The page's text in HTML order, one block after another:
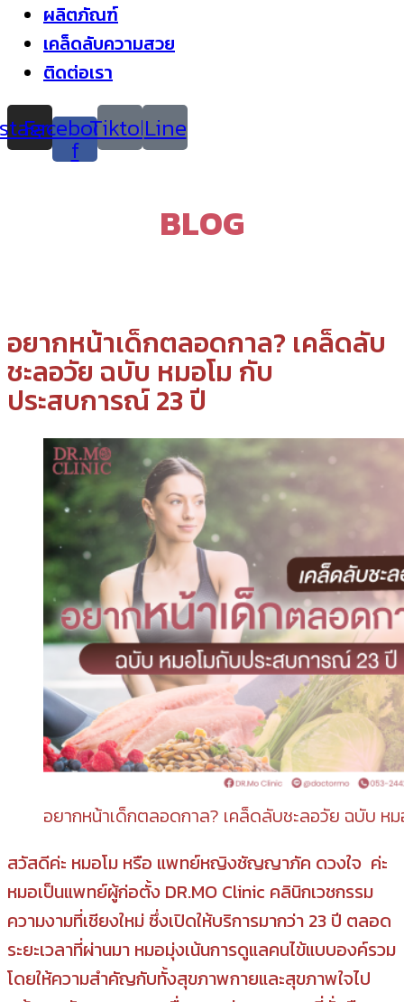
ผลิตภัณฑ์
เคล็ดลับความสวย
ติดต่อเรา
Facebook-
f
TiktokLine
BLOG
อยากหน้าเด็กตลอดกาล? เคล็ดลับ
ชะลอวัย ฉบับ หมอโม กับ
ประสบการณ์ 23 ปี
อยากหน้าเด็กตลอดกาล? เคล็ดลับชะลอวัย ฉบับ ห
สวัสดีค่ะ หมอโม หรือ แพทย์หญิงชัญญาภัค ดวงใจ ค่ะ
หมอเป็นแพทย์ผู้ก่อตั้ง DR.MO Clinic คลินิกเวชกรรม
ความงามที่เชียงใหม่ ซึ่งเปิดให้บริการมากว่า 23 ปี ตลอด
ระยะเวลาที่ผ่านมา หมอมุ่งเน้นการดูแลคนไข้แบบองค์รวม
โดยให้ความสำคัญกับทั้งสุขภาพกายและสุขภาพใจไป